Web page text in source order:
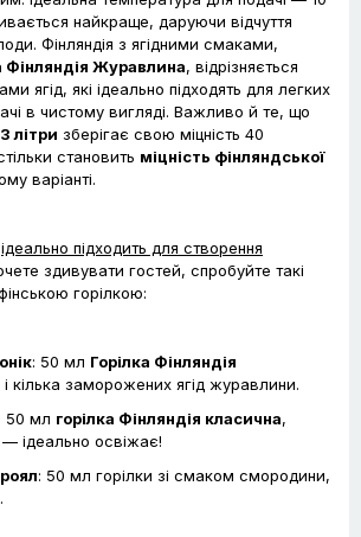
найкраще, даруючи відчуття
Фінляндія з ягідними смаками,
Фінляндія Журавлина, відрізняється
ягід, які ідеально підходять для легких
в чистому вигляді. Важливо й те, що
літри зберігає свою міцність 40
становить міцність фінляндської
варіанті.
ідеально підходить для створення
здивувати гостей, спробуйте такі
горілкою:
: 50 мл Горілка Фінляндія
і кілька заморожених ягід журавлини.
: 50 мл горілка Фінляндія класична,
— ідеально освіжає!
: 50 мл горілки зі смаком смородини,